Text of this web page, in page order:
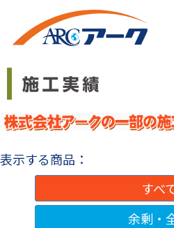
表示する商品：
すべ
余剰・